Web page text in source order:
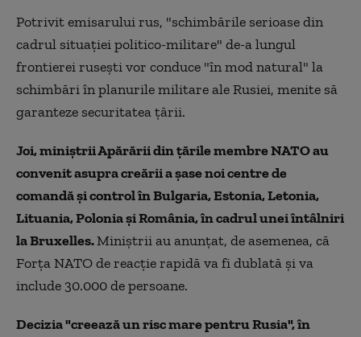
Potrivit emisarului rus, "schimbările serioase din
cadrul situaţiei politico-militare" de-a lungul
frontierei ruseşti vor conduce "în mod natural" la
schimbări în planurile militare ale Rusiei, menite să
garanteze securitatea ţării.
Joi, miniştrii Apărării din ţările membre NATO au
convenit asupra creării a şase noi centre de
comandă şi control în Bulgaria, Estonia, Letonia,
Lituania, Polonia şi România, în cadrul unei întâlniri
la Bruxelles.Miniştrii au anunţat, de asemenea, că
Forţa NATO de reacţie rapidă va fi dublată şi va
include 30.000 de persoane.
Decizia "creează un risc mare pentru Rusia", în